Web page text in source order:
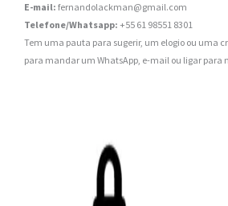
E-mail: fernandolackman@gmail.com
Telefone/Whatsapp: +55 61 98551 8301
Tem uma pauta para sugerir, um elogio ou uma
para mandar um WhatsApp, e-mail ou ligar para